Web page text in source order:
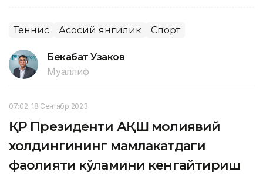
Теннис Асосий янгилик Спорт
Бекабат Узаков
Муаллиф
07:02, 18 Сентябр 2023
ҚР Президенти АҚШ молиявий
холдингининг мамлакатдаги
фаолияти кўламини кенгайтириш